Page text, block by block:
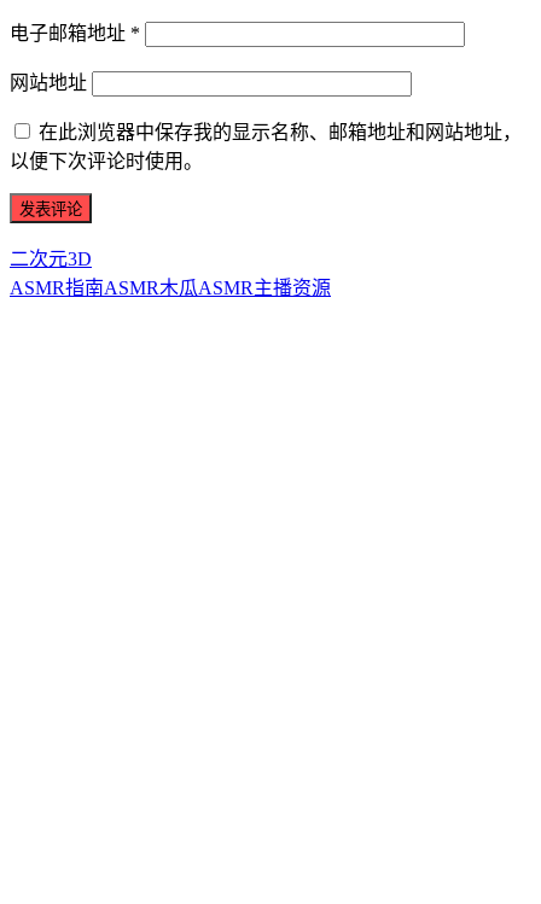
电子邮箱地址 *
网站地址
在此浏览器中保存我的显示名称、邮箱地址和网站地址，
以便下次评论时使用。
二次元3D
ASMR指南ASMR木瓜ASMR主播资源